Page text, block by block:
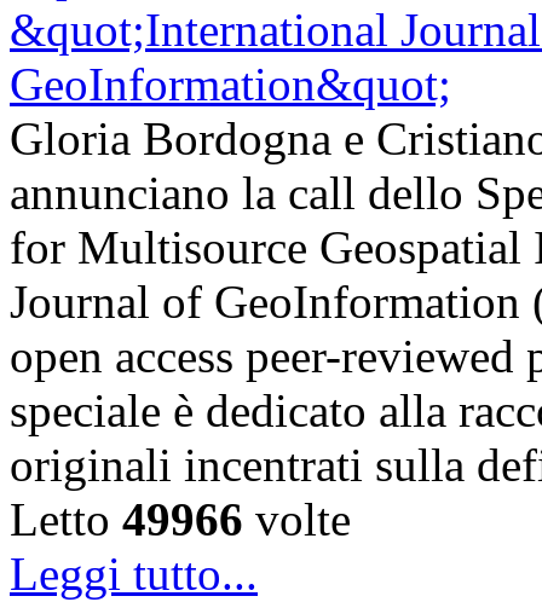
Gloria Bordogna e
annunciano la call dello
for Multisource
Journal of GeoInformation
open access peer-
speciale è dedicato alla
originali incentrati sulla
Letto 49966 volte
Leggi tutto...